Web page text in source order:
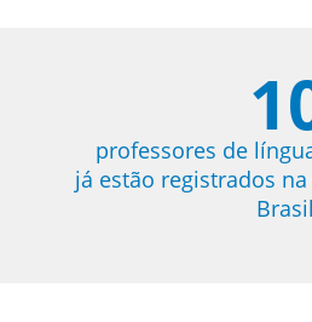
professores de
já estão registrados